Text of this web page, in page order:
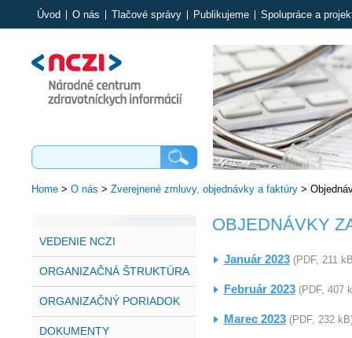
Úvod O nás Tlačové správy Publikujeme Spolupráce a
Home> O nás > Zverejnené zmluvy, objednávky a faktúry>
VEDENIE NCZI
ORGANIZAČNÁ ŠTRUKTÚRA
ORGANIZAČNÝ PORIADOK
DOKUMENTY
OBJEDNÁVKY
Január 2023 (PDF, 211
Február 2023 (PDF, 407
Marec 2023 (PDF, 232